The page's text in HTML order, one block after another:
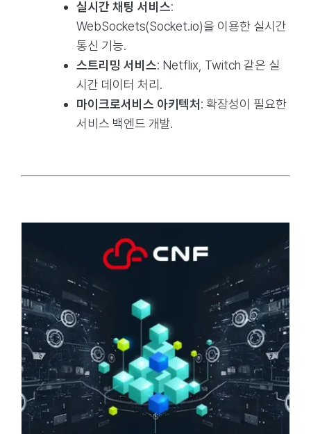
실시간 채팅 서비스:
WebSockets(Socket.io)을 이용한 실시간
통신 기능.
스트리밍 서비스: Netflix, Twitch 같은 실
시간 데이터 처리.
마이크로서비스 아키텍처 : 확장성이 필요한
서비스 백엔드 개발.